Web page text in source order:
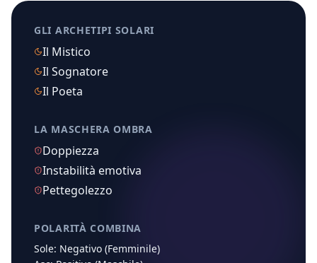
GLI ARCHETIPI SOLARI
Il Mistico
Il Sognatore
Il Poeta
LA MASCHERA OMBRA
Doppiezza
Instabilità emotiva
Pettegolezzo
POLARITÀ COMBINA
Sole: Negativo (Femminile)